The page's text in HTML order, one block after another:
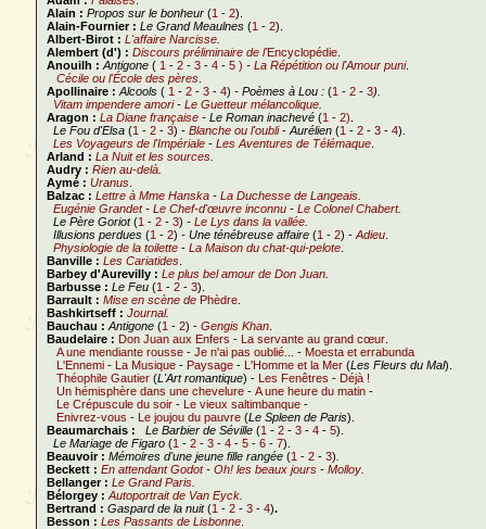
Alain : Propos sur le bonheur (1 - 2).
Alain-Fournier : Le Grand Meaulnes (1 - 2).
Albert-Birot : L'affaire Narcisse
Alembert (d') : Discours préliminaire de l'Encyclopédie
Anouilh : Antigone ( 1 - 2 - 3 - 4 - 5 ) - La Répétition ou l'Amour puni.
Cécile ou l'École des pères
Apollinaire : Alcools ( 1 - 2 - 3 - 4) - Poèmes à Lou : (1 - 2 - 3).
Vitam impendere amori- Le Guetteur mélancolique
Aragon : La Diane française - Le Roman inachevé (1 - 2)
Le Fou d'Elsa (1 - 2 - 3) - Blanche ou l'oubli- Aurélien (1 - 2 - 3 - 4).
Les Voyageurs de l'Impériale - Les Aventures de Télémaque
Arland : La Nuit et les sources
Audry : Rien au-delà
Aymé : Uranus
Balzac : Lettre à Mme Hanska - La Duchesse de Langeais
Eugénie Grandet- Le Chef-d'œuvre inconnu - Le Colonel Chabert.
Le Père Goriot(1 - 2 - 3) - Le Lys dans la vallée
Illusions perdues (1 - 2) - Une ténébreuse affaire (1 - 2) - Adieu
Physiologie de la toilette - La Maison du chat-qui-pelote
Banville : Les Cariatides
Barbey d'Aurevilly : Le plus bel amour de Don Juan
Barbusse : Le Feu (1 - 2 - 3).
Barrault : Mise en scène de Phèdre
Bashkirtseff : Journal.
Bauchau : Antigone (1 - 2) - Gengis Khan
Baudelaire : Don Juan aux Enfers - La servante au grand cœur
A une mendiante rousse - Je n'ai pas oublié... - Moesta et errabunda
L'Ennemi - La Musique - Paysage - L'Homme et la Mer (Les Fleurs du Mal).
Théophile Gautier (L'Art romantique) - Les Fenêtres - Déjà !
Un hémisphère dans une chevelure - A une heure du matin -
Le Crépuscule du soir - Le vieux saltimbanque -
Enivrez-vous - Le joujou du pauvre (Le Spleen de Paris).
Beaumarchais :
Le Barbier de Séville (1 - 2 - 3 - 4 - 5).
Le Mariage de Figaro (1 - 2 - 3 - 4 - 5 - 6 - 7).
Beauvoir : Mémoires d'une jeune fille rangée (1 - 2 - 3)
Beckett : En attendant Godot- Oh! les beaux jours - Molloy
Bellanger : Le Grand Paris
Bélorgey : Autoportrait de Van Eyck
Bertrand : Gaspard de la nuit(1 - 2 - 3 - 4).
Besson : Les Passants de Lisbonne